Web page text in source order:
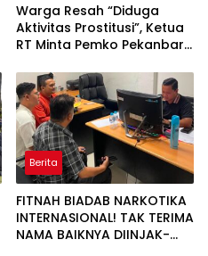
Warga Resah “Diduga
Aktivitas Prostitusi”, Ketua
RT Minta Pemko Pekanbaru
Aktivitas Z Homestay di
Jalan Tanjung Datuk
Berita
FITNAH BIADAB NARKOTIKA
INTERNASIONAL! TAK TERIMA
NAMA BAIKNYA DIINJAK-